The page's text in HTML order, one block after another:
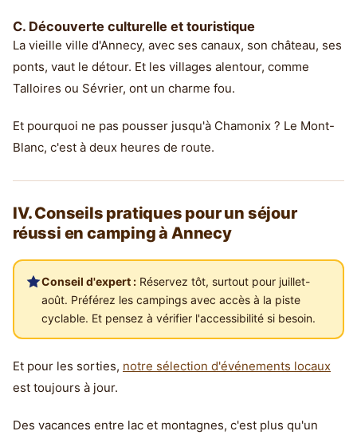
C. Découverte culturelle et touristique
La vieille ville d'Annecy, avec ses canaux, son château, ses
ponts, vaut le détour. Et les villages alentour, comme
Talloires ou Sévrier, ont un charme fou.
Et pourquoi ne pas pousser jusqu'à Chamonix ? Le Mont-
Blanc, c'est à deux heures de route.
IV. Conseils pratiques pour un séjour
réussi en camping à Annecy
Conseil d'expert :Réservez tôt, surtout pour juillet-
août. Préférez les campings avec accès à la piste
cyclable. Et pensez à vérifier l'accessibilité si besoin.
Et pour les sorties, notre sélection d'événements locaux
est toujours à jour.
Des vacances entre lac et montagnes, c'est plus qu'un